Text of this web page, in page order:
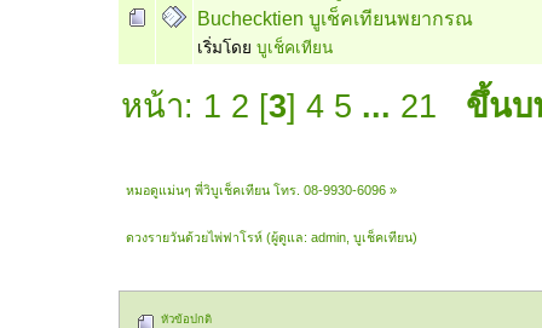
Buchecktien บูเช็คเทียนพยากรณ
เริ่มโดย บูเช็คเทียน
หน้า: 1 2 [3]4 5 ... 21 ขึ้นบ
หมอดูแม่นๆ พี่วิบูเช็คเทียน โทร. 08-9930-6096 »
ดวงรายวันด้วยไพ่ฟาโรห์ (ผู้ดูแล:admin ,บูเช็คเทียน)
หัวข้อปกติ